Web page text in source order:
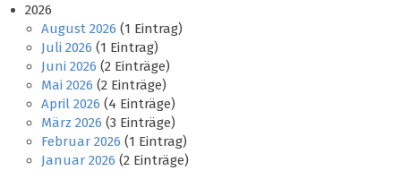
2026
August 2026 (1 Eintrag)
Juli 2026 (1 Eintrag)
Juni 2026 (2 Einträge)
Mai 2026 (2 Einträge)
April 2026 (4 Einträge)
März 2026 (3 Einträge)
Februar 2026 (1 Eintrag)
Januar 2026 (2 Einträge)